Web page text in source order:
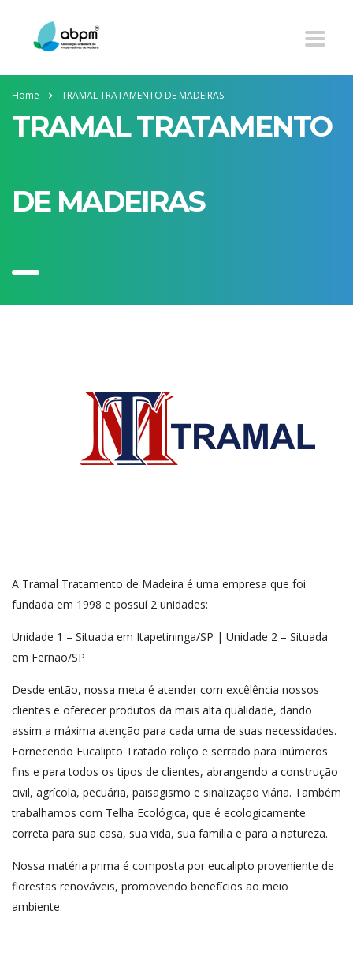
Home TRAMAL TRATAMENTO DE MADEIRAS
TRAMAL TRATAMENTO
DE MADEIRAS
A Tramal Tratamento de Madeira é uma empresa que foi
fundada em 1998 e possuí 2 unidades:
Unidade 1 – Situada em Itapetininga/SP | Unidade 2 – Situada
em Fernão/SP
Desde então, nossa meta é atender com excêlência nossos
clientes e oferecer produtos da mais alta qualidade, dando
assim a máxima atenção para cada uma de suas necessidades.
Fornecendo Eucalipto Tratado roliço e serrado para inúmeros
fins e para todos os tipos de clientes, abrangendo a construção
civil, agrícola, pecuária, paisagismo e sinalização viária. Também
trabalhamos com Telha Ecológica, que é ecologicamente
correta para sua casa, sua vida, sua família e para a natureza.
Nossa matéria prima é composta por eucalipto proveniente de
florestas renováveis, promovendo benefícios ao meio
ambiente.